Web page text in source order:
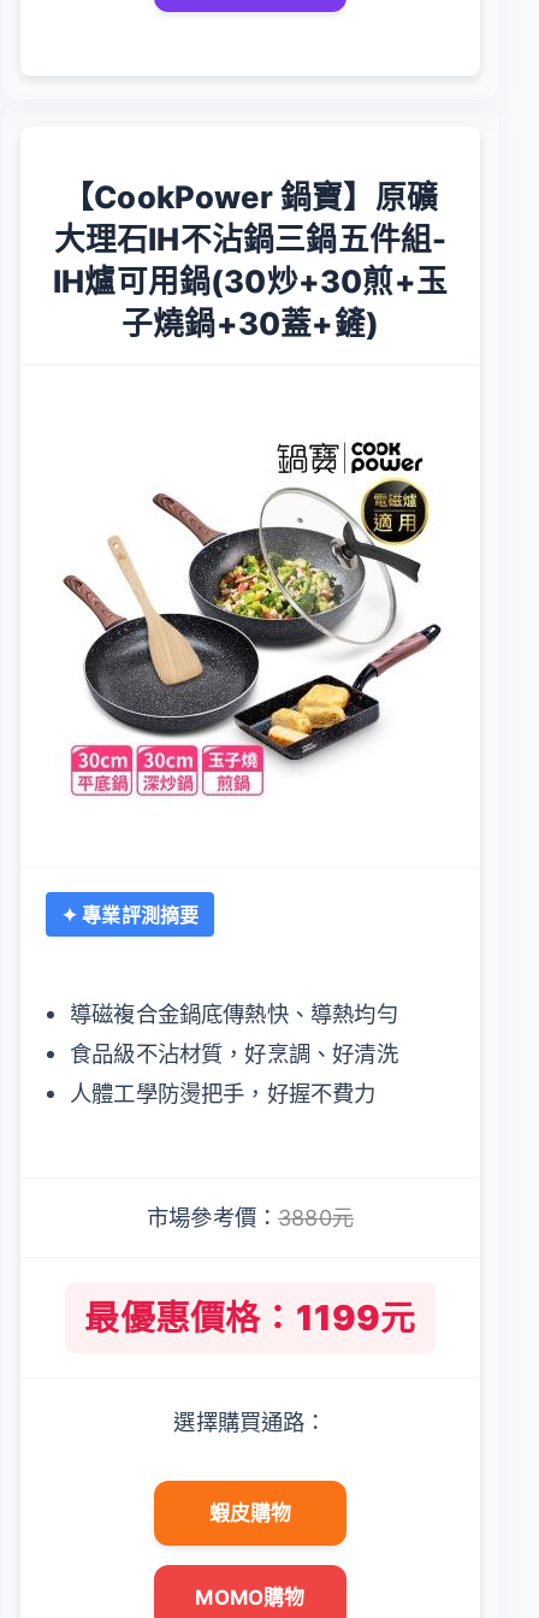
【CookPower 鍋寶】原礦
大理石IH不沾鍋三鍋五件組-
IH爐可用鍋(30炒+30煎+玉
子燒鍋+30蓋+鏟)
✦ 專業評測摘要
導磁複合金鍋底傳熱快、導熱均勻
食品級不沾材質，好烹調、好清洗
人體工學防燙把手，好握不費力
市場參考價：3880元
最優惠價格：1199元
選擇購買通路：
蝦皮購物
MOMO購物